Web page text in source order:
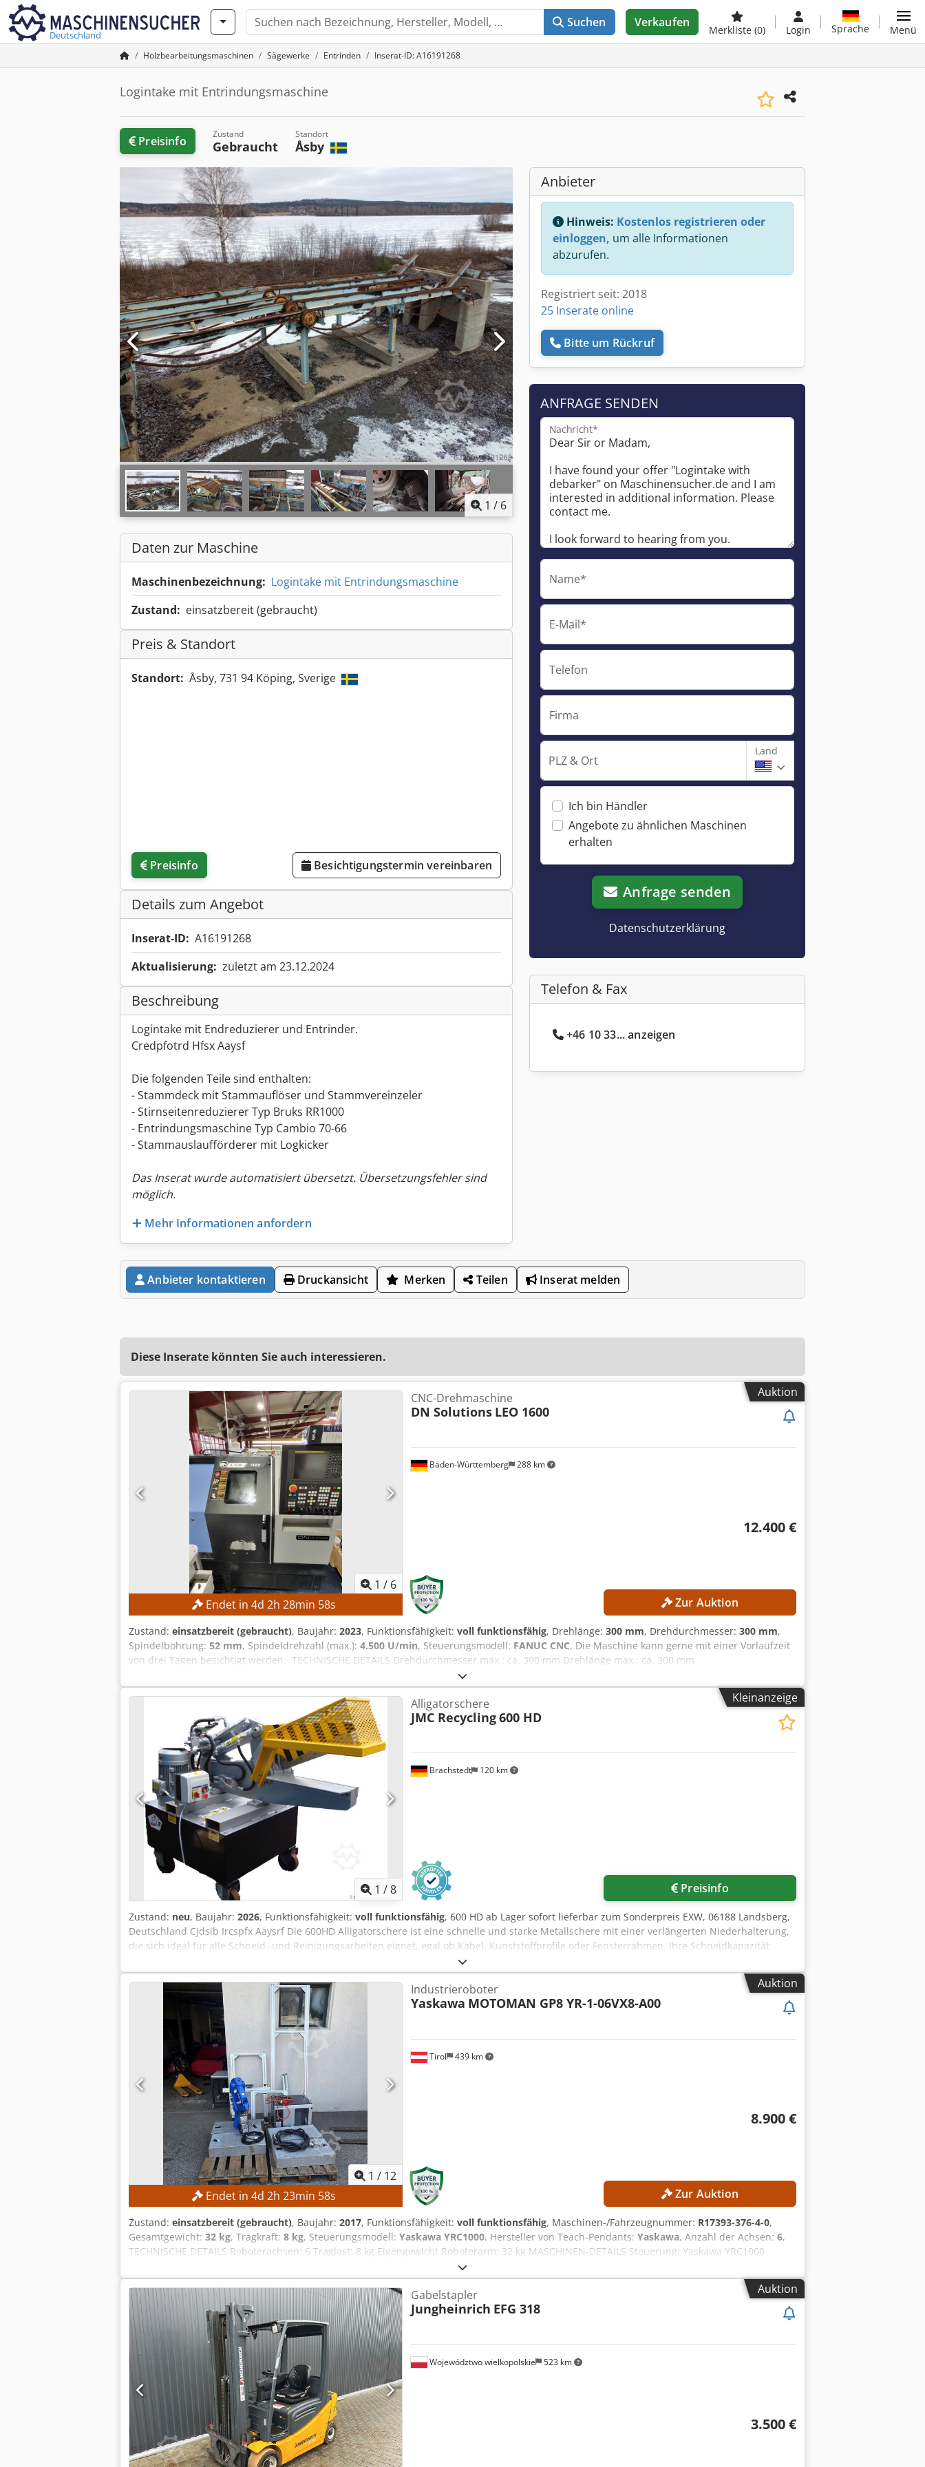
Deutschland
Suchen Verkaufen
Merkliste (0) Login Sprache Menü
Holzbearbeitungsmaschinen Sägewerke Entrinden Inserat-ID: A16191268
Logintake mit Entrindungsmaschine
Preisinfo Zustand
Gebraucht
Standort
Åsby
1 / 6
Daten zur Maschine
Maschinenbezeichnung: Logintake mit Entrindungsmaschine
Zustand: einsatzbereit (gebraucht)
Preis & Standort
Standort: Åsby, 731 94 Köping, Sverige
Preisinfo Besichtigungstermin vereinbaren
Details zum Angebot
Inserat-ID: A16191268
Aktualisierung: zuletzt am 23.12.2024
Beschreibung
Logintake mit Endreduzierer und Entrinder.
Credpfotrd Hfsx Aaysf
Die folgenden Teile sind enthalten:
- Stammdeck mit Stammauflöser und Stammvereinzeler
- Stirnseitenreduzierer Typ Bruks RR1000
- Entrindungsmaschine Typ Cambio 70-66
- Stammauslaufförderer mit Logkicker
Das Inserat wurde automatisiert übersetzt. Übersetzungsfehler sind
möglich.
Mehr Informationen anfordern
Anbieter
Hinweis: Kostenlos registrieren oder
einloggen, um alle Informationen
abzurufen.
Registriert seit: 2018
25 Inserate online
Bitte um Rückruf
ANFRAGE SENDEN
Nachricht*
Name*
E-Mail*
Telefon
Firma
PLZ & Ort
Land
Ich bin Händler
Angebote zu ähnlichen Maschinen
erhalten
Anfrage senden
Datenschutzerklärung
Telefon & Fax
+46 10 33... anzeigen
Anbieter kontaktieren Druckansicht Merken Teilen Inserat melden
Diese Inserate könnten Sie auch interessieren.
Auktion
1 / 6
Endet in4d2h28min 57s
Baden-Württemberg 288 km
CNC-Drehmaschine
DN Solutions LEO 1600
12.400 €
Zur Auktion
Zustand: einsatzbereit (gebraucht), Baujahr: 2023, Funktionsfähigkeit: voll funktionsfähig, Drehlänge: 300 mm, Drehdurchmesser: 300 mm,
Spindelbohrung: 52 mm, Spindeldrehzahl (max.): 4.500 U/min, Steuerungsmodell: FANUC CNC, Die Maschine kann gerne mit einer Vorlaufzeit
von drei Tagen besichtigt werden. TECHNISCHE DETAILS Drehdurchmesser max.: ca. 300 mm Drehlänge max.: ca. 300 mm
Spindelbohrungsdurchmesser: ca. 52 mm Hauptspindeldrehzahl max.: 4.500 U/min Werkzeugrevolver: 12 Stationen MASCHINEN-DETAILS
Steuerung: FANUC CNC Maschinengewicht: ca. 2.200 kg Betriebsstunden: ca. 6.458 h Spindelstunden: ca. 4.300 h Spannung: AC 380 V (mit oder
ohne Transformator) Nennleistung: 14,97 kVA Volllaststrom: 22,74 A Unterbrechungskapazität: 5 kA Kurzschlusskapazität: 10 kA Leistung des
Elektromotors laut Hersteller: 7,5 kW AUSSTATTUNG technische Unterlagen Crjdeznb Ntspfx Aayof Leistungsstarke Hauptspindel Robuste
Maschinenkonstruktion für hohe Maßhaltigkeit Werkzeugrevolver mit schneller Indexierung Kompakte Bauweise mit geringem Platzbedarf
Bedienerfreundliche CNC-Steuerung Hohe Zuverlässigkeit Geringer Wartungsaufwand Vollständige technische Dokumentation
Kleinanzeige
1 /8
Brachstedt 120 km
Alligatorschere
JMC Recycling600 HD
Preisinfo
Zustand: neu, Baujahr: 2026, Funktionsfähigkeit: voll funktionsfähig, 600 HD ab Lager sofort lieferbar zum Sonderpreis EXW, 06188 Landsberg,
Deutschland Cjdsib Ircspfx Aaysrf Die 600HD Alligatorschere ist eine schnelle und starke Metallschere mit einer verlängerten Niederhalterung,
die sich ideal für alle Schneid- und Reinigungsarbeiten eignet, egal ob Kabel, Kunststoffprofile oder Fensterrahmen. Ihre Schneidkapazität
beträgt bis zu 63 mm, 2.5″ Zoll Baustahl Rundstahl. Die Alligatorschere 600HD ist wahrscheinlich am besten für die Bearbeitung von
Autokühlern bekannt. Sie wurde auf Wunsch von Kunden entwickelt und gebaut, die eine Schere mit einer längeren Klinge zum schneiden
größerer Teile wie Autokühler wünschten, die sie in einem Durchgang durchschneidet. Die automatische Niederhalterklammer hält das
Material während des Schneidevorgangs an Ort und Stelle und verhindert den Rückschlag, was die Verarbeitung beschleunigt und die
Sicherheit des Bedieners erhöht. Das öffnen und schließen der Backen wird über ein bewegliches Fußpedal gesteuert. Sobald das Fußpedal
losgelassen wird, kehren die Schneidklingen in die offene Position zurück. Es kann jedoch ein kontinuierlicher Schneidvorgang erzielt werden,
indem der Fußdruck auf dem Pedal beibehalten wird. Die 600HD kann mit einem Elektromotor oder mit einem 2-Zylinder-Dieselmotor geliefert
Auktion
1 / 12
Endet in4d2h23min 57s
Tirol 439 km
Industrieroboter
Yaskawa MOTOMAN GP8 YR-1-06VX8-A00
8.900 €
Zur Auktion
Zustand: einsatzbereit (gebraucht), Baujahr: 2017, Funktionsfähigkeit: voll funktionsfähig, Maschinen-/Fahrzeugnummer: R17393-376-4-0,
Gesamtgewicht: 32 kg, Tragkraft: 8 kg, Steuerungsmodell: Yaskawa YRC1000, Hersteller von Teach-Pendants: Yaskawa, Anzahl der Achsen: 6,
TECHNISCHE DETAILS Roboterachsen: 6 Traglast: 8 kg Eigengewicht Roboterarm: 32 kg MASCHINEN-DETAILS Steuerung: Yaskawa YRC1000
Hersteller Teach-Pendant: Yaskawa Stromversorgung: 3 Phasen AC 380–440 V, 50/60 Hz Eingangsstrom: 15 A Max. Geräteüberstromschutzstrom:
15 A Kurzschlussstrom: 2,5 kA Netzteiltyp: ERAR-1000-06VX8-E10 AUSSTATTUNG Yaskawa Motoman GP8 Roboterarm Crsdjzmwafspfx Aayef
Yaskawa YRC1000 Robotersteuerung
Auktion
Województwo wielkopolskie 523 km
Gabelstapler
Jungheinrich EFG 318
3.500 €